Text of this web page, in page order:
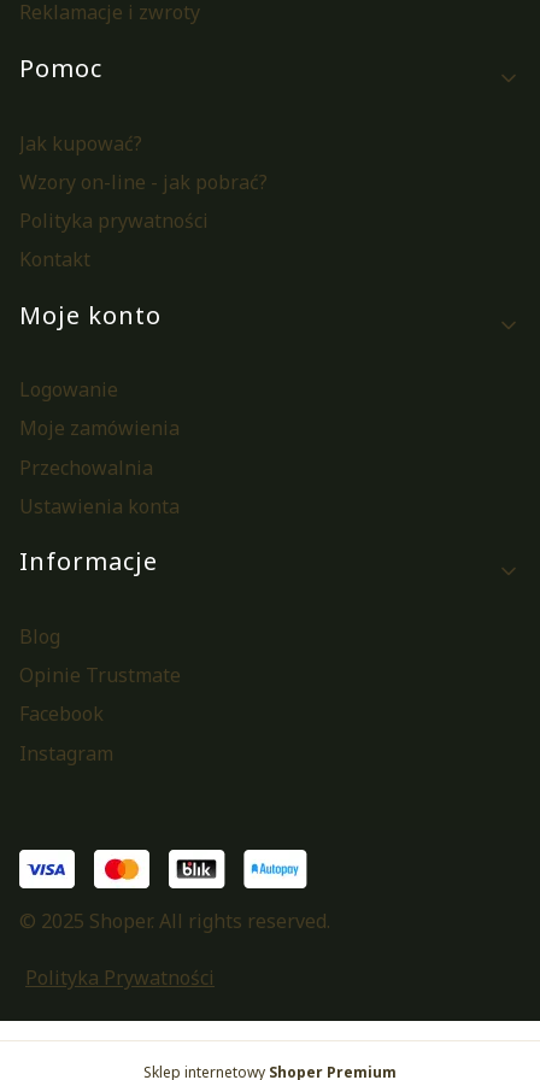
Reklamacje i zwroty
Pomoc
Jak kupować?
Wzory on-line - jak pobrać?
Polityka prywatności
Kontakt
Moje konto
Logowanie
Moje zamówienia
Przechowalnia
Ustawienia konta
Informacje
Blog
Opinie Trustmate
Facebook
Instagram
© 2025 Shoper. All rights reserved.
Polityka Prywatności
Sklep internetowy Shoper Premium